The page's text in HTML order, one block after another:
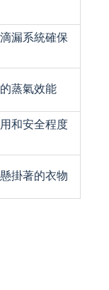
漏系統確保
蒸氣效能
和安全程度
掛著的衣物